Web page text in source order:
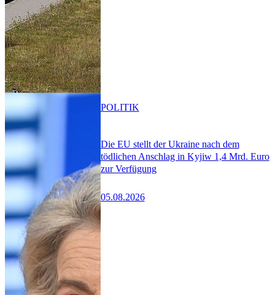
Die EU stellt der Ukraine nach dem
tödlichen Anschlag in Kyjiw 1,4 Mrd. Euro
zur Verfügung
05.08.2026
POLITIK